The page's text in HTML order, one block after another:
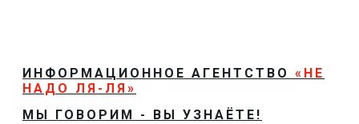
ИНФОРМАЦИОННОЕ АГЕНТСТВО «НЕ
НАДО ЛЯ-ЛЯ»
МЫ ГОВОРИМ - ВЫ УЗНАЁТЕ!